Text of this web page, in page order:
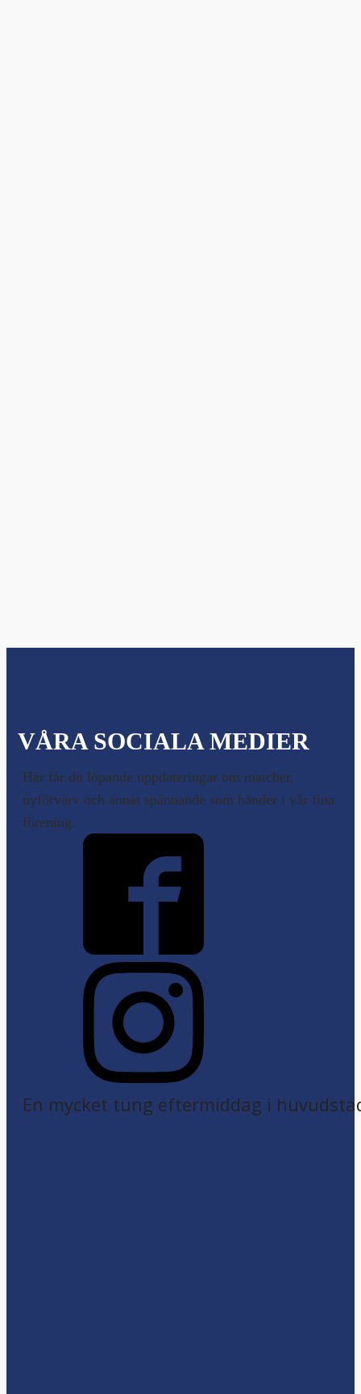
VÅRA SOCIALA MEDIER
Här får du löpande uppdateringar om matcher,
nyförvärv och annat spännande som händer i vår fina
förening.
En mycket tung eftermiddag i